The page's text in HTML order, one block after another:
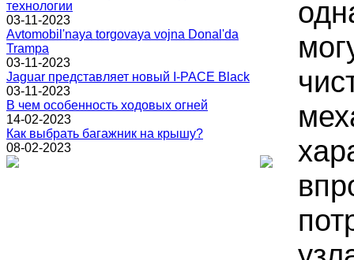
технологии
03-11-2023
Avtomobil'naya torgovaya vojna Donal'da
Trampa
03-11-2023
Jaguar представляет новый I-PACE Black
03-11-2023
В чем особенность ходовых огней
14-02-2023
Как выбрать багажник на крышу?
08-02-2023